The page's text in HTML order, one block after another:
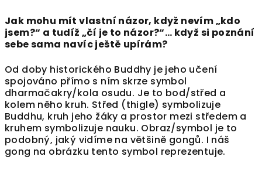
Jak mohu mít vlastní názor, když nevím „kdo
jsem?“ a tudíž „čí je to názor?“… když si poznání
sebe sama navíc ještě upírám?
Od doby historického Buddhy je jeho učení
spojováno přímo s ním skrze symbol
dharmačakry/kola osudu. Je to bod/střed a
kolem něho kruh. Střed (thigle) symbolizuje
Buddhu, kruh jeho žáky a prostor mezi středem a
kruhem symbolizuje nauku. Obraz/symbol je to
podobný, jaký vidíme na většině gongů. I náš
gong na obrázku tento symbol reprezentuje.